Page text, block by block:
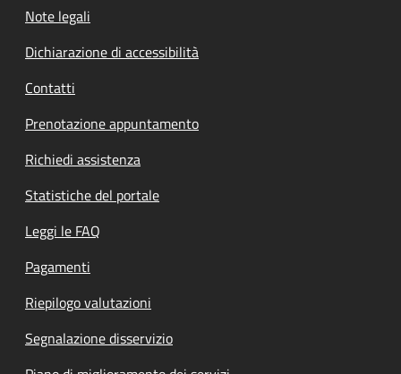
Note legali
Dichiarazione di accessibilità
Contatti
Prenotazione appuntamento
Richiedi assistenza
Statistiche del portale
Leggi le FAQ
Pagamenti
Riepilogo valutazioni
Segnalazione disservizio